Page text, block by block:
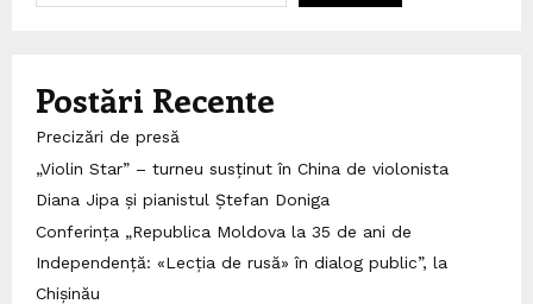
Postări Recente
Precizări de presă
„Violin Star” – turneu susținut în China de violonista
Diana Jipa și pianistul Ștefan Doniga
Conferința „Republica Moldova la 35 de ani de
Independență: «Lecția de rusă» în dialog public”, la
Chișinău